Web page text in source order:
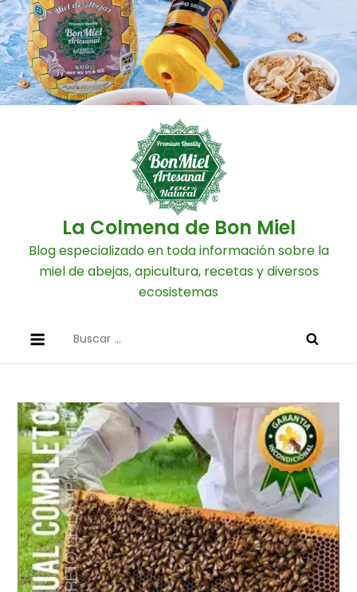
Skip
to
content
La Colmena de Bon Miel
Blog especializado en toda información sobre la
miel de abejas, apicultura, recetas y diversos
ecosistemas